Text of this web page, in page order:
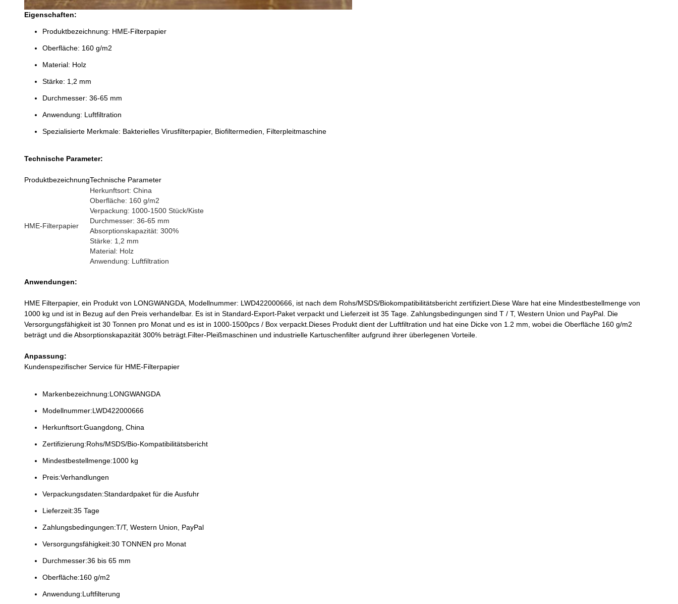
Eigenschaften:
Produktbezeichnung: HME-Filterpapier
Oberfläche: 160 g/m2
Material: Holz
Stärke: 1,2 mm
Durchmesser: 36-65 mm
Anwendung: Luftfiltration
Spezialisierte Merkmale: Bakterielles Virusfilterpapier, Biofiltermedien, Filterpleitmaschine
Technische Parameter:
ProduktbezeichnungTechnische Parameter
HME-Filterpapier
Herkunftsort: China
Oberfläche: 160 g/m2
Verpackung: 1000-1500 Stück/Kiste
Durchmesser: 36-65 mm
Absorptionskapazität: 300%
Stärke: 1,2 mm
Material: Holz
Anwendung: Luftfiltration
Anwendungen:
HME Filterpapier, ein Produkt von LONGWANGDA, Modellnummer: LWD422000666, ist nach dem Rohs/MSDS/Biokompatibilitätsbericht zertifiziert.Diese Ware hat eine Mindestbestellmenge von
1000 kg und ist in Bezug auf den Preis verhandelbar. Es ist in Standard-Export-Paket verpackt und Lieferzeit ist 35 Tage. Zahlungsbedingungen sind T / T, Western Union und PayPal. Die
Versorgungsfähigkeit ist 30 Tonnen pro Monat und es ist in 1000-1500pcs / Box verpackt.Dieses Produkt dient der Luftfiltration und hat eine Dicke von 1.2 mm, wobei die Oberfläche 160 g/m2
beträgt und die Absorptionskapazität 300% beträgt.Filter-Pleißmaschinen und industrielle Kartuschenfilter aufgrund ihrer überlegenen Vorteile.
Anpassung:
Kundenspezifischer Service für HME-Filterpapier
Markenbezeichnung:LONGWANGDA
Modellnummer:LWD422000666
Herkunftsort:Guangdong, China
Zertifizierung:Rohs/MSDS/Bio-Kompatibilitätsbericht
Mindestbestellmenge:1000 kg
Preis:Verhandlungen
Verpackungsdaten:Standardpaket für die Ausfuhr
Lieferzeit:35 Tage
Zahlungsbedingungen:T/T, Western Union, PayPal
Versorgungsfähigkeit:30 TONNEN pro Monat
Durchmesser:36 bis 65 mm
Oberfläche:160 g/m2
Anwendung:Luftfilterung